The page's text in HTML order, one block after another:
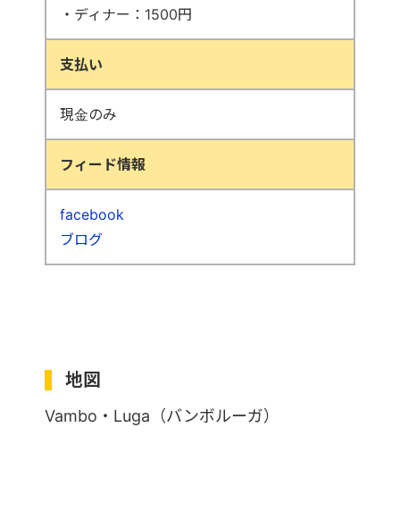
・ディナー：1500円
支払い
現金のみ
フィード情報
facebook
ブログ
地図
Vambo・Luga（バンボルーガ）